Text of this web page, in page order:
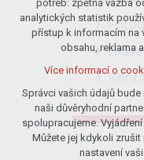
udržení kontextu
případná
Volitelná cookies
analytická pro
vyhodnocení
marketingová
Více informací o
potřeb: zpětná vazba
analytických statistik
přístup k informacím na
obsahu, reklama
Více informací o
Správci vašich údajů
naši důvěryhodní
spolupracujeme.
Můžete jej kdykoli
nastavení